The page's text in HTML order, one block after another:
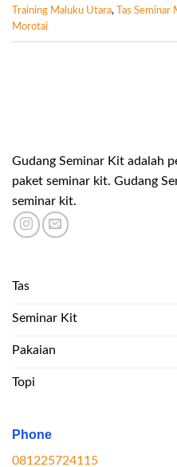
Training Maluku Utara, Tas
Morotai
Gudang Seminar Kit adalah
paket seminar kit. Gudang
seminar kit.
Tas
Seminar Kit
Pakaian
Topi
Phone
081225724115